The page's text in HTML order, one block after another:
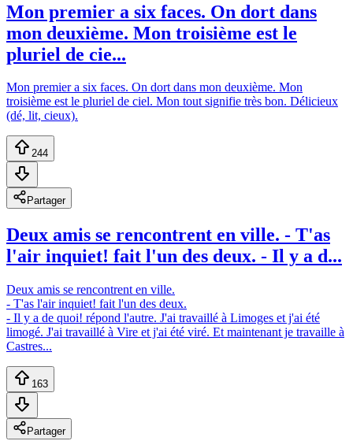
Mon premier a six faces. On dort dans
mon deuxième. Mon troisième est le
pluriel de cie...
Mon premier a six faces. On dort dans mon deuxième. Mon
troisième est le pluriel de ciel. Mon tout signifie très bon. Délicieux
(dé, lit, cieux).
244
Partager
Deux amis se rencontrent en ville. - T'as
l'air inquiet! fait l'un des deux. - Il y a d...
Deux amis se rencontrent en ville.
- T'as l'air inquiet! fait l'un des deux.
- Il y a de quoi! répond l'autre. J'ai travaillé à Limoges et j'ai été
limogé. J'ai travaillé à Vire et j'ai été viré. Et maintenant je travaille à
Castres...
163
Partager